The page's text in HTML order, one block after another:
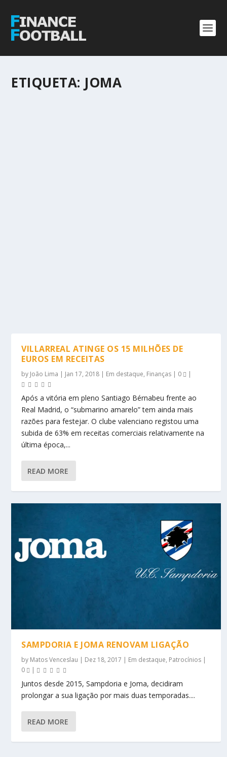
ETIQUETA: JOMA
VILLARREAL ATINGE OS 15 MILHÕES DE
EUROS EM RECEITAS
by João Lima | Jan 17, 2018 | Em destaque, Finanças | 0 |
Após a vitória em pleno Santiago Bérnabeu frente ao
Real Madrid, o “submarino amarelo” tem ainda mais
razões para festejar. O clube valenciano registou uma
subida de 63% em receitas comerciais relativamente na
última época,...
READ MORE
SAMPDORIA E JOMA RENOVAM LIGAÇÃO
by Matos Venceslau | Dez 18, 2017 | Em destaque, Patrocínios |
0
|
Juntos desde 2015, Sampdoria e Joma, decidiram
prolongar a sua ligação por mais duas temporadas....
READ MORE